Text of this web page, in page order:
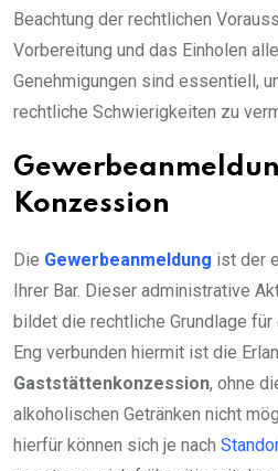
Beachtung der rechtlichen
Vorbereitung und das Einholen
Genehmigungen sind essentiell,
rechtliche Schwierigkeiten zu
Konzession
Die Gewerbeanmeldung ist der
Ihrer Bar. Dieser administrative
bildet die rechtliche Grundlage
Eng verbunden hiermit ist die
Gaststättenkonzession, ohne
alkoholischen Getränken nicht
hierfür können sich je nach